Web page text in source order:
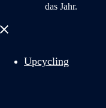
das Jahr.
Menü
Upcycling